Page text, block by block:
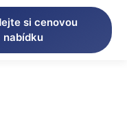
si cenovou
nabídku